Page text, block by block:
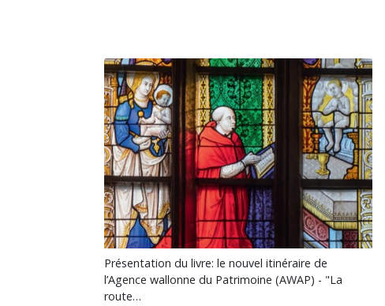
Présentation du livre: le nouvel itinéraire de
l’Agence wallonne du Patrimoine (AWAP) - "La
route…